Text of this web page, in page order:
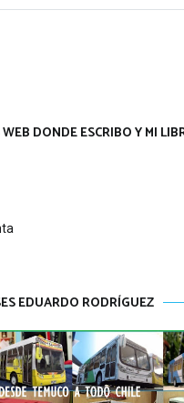
DONDE ESCRIBO Y MI
EDUARDO RODRÍGUEZ